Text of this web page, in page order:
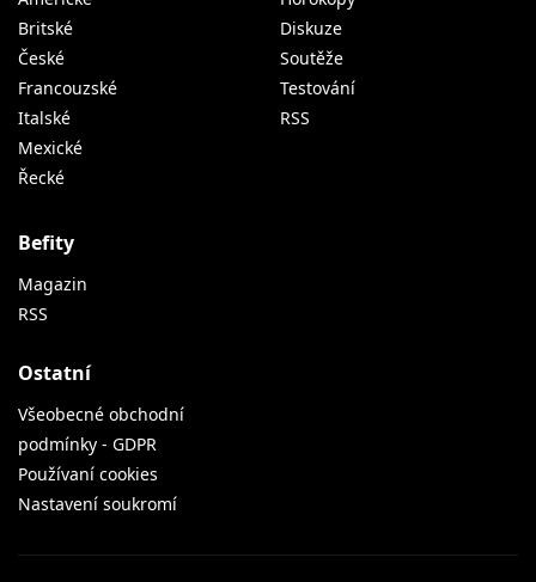
Britské
České
Francouzské
Italské
Mexické
Řecké
Diskuze
Soutěže
Testování
RSS
Befity
Magazin
RSS
Ostatní
Všeobecné obchodní
podmínky - GDPR
Používaní cookies
Nastavení soukromí